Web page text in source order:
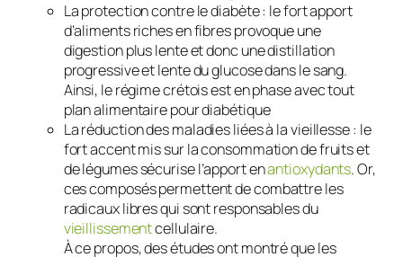
La protection contre le diabète : le fort apport
d’aliments riches en fibres provoque une
digestion plus lente et donc une distillation
progressive et lente du glucose dans le sang.
Ainsi, le régime crétois est en phase avec tout
plan alimentaire pour diabétique
La réduction des maladies liées à la vieillesse : le
fort accent mis sur la consommation de fruits et
de légumes sécurise l’apport enantioxydants. Or,
ces composés permettent de combattre les
radicaux libres qui sont responsables du
vieillissementcellulaire.
À ce propos, des études ont montré que les